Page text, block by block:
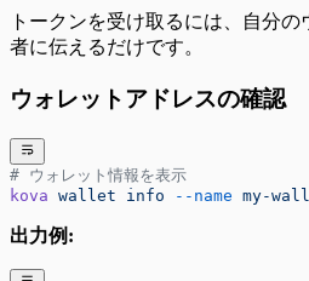
トークンを受け取るには、自分
者に伝えるだけです。
ウォレットアドレスの確認
# ウォレット情報を表示
kova wallet info --name my-
出力例: